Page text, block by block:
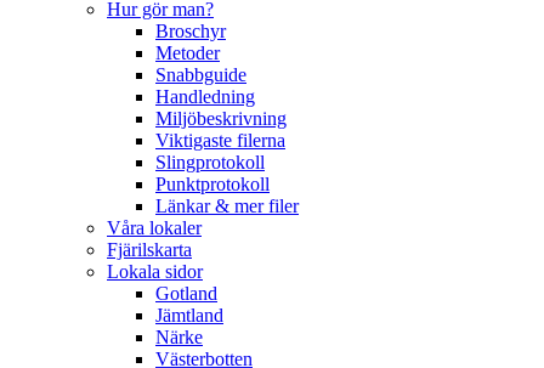
Hur gör man?
Broschyr
Metoder
Snabbguide
Handledning
Miljöbeskrivning
Viktigaste filerna
Slingprotokoll
Punktprotokoll
Länkar & mer filer
Våra lokaler
Fjärilskarta
Lokala sidor
Gotland
Jämtland
Närke
Västerbotten